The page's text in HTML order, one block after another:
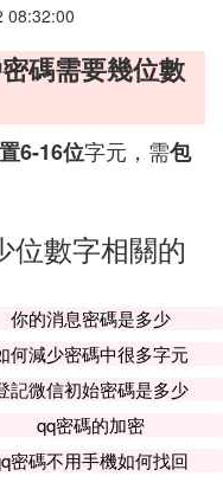
08:32:00
碼需要幾位數
6-16位字元，需包
位數字相關的
你的消息密碼是多少
何減少密碼中很多字元
記微信初始密碼是多少
qq密碼的加密
密碼不用手機如何找回